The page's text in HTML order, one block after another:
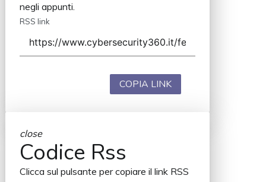
negli appunti.
RSS link
COPIA LINK
close
Codice Rss
Clicca sul pulsante per copiare il link RSS